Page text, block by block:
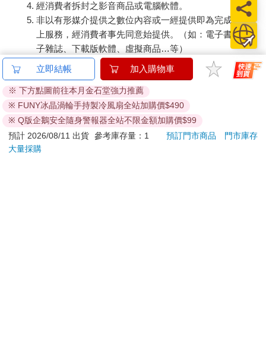
經消費者拆封之影音商品或電腦軟體。
非以有形媒介提供之數位內容或一經提供即為完成之線
上服務，經消費者事先同意始提供。（如：電子書、電
子雜誌、下載版軟體、虛擬商品…等）
已拆封之個人衛生用品。（如：內衣褲、刮鬍刀、除毛
若非上列種類商品，均享有到貨7天的猶豫期（含例假
日）。
辦理退換貨時，商品（組合商品恕無法接受單獨退貨）必須
是您收到商品時的原始狀態（包含商品本體、配件、贈品、
保證書、所有附隨資料文件及原廠內外包裝…等），請勿直
立即結帳 加入購物車
※ 下方點圖前往本月金石堂強力推薦
※ FUNY冰晶渦輪手持製冷風扇全站加購價$490
※ Q版企鵝安全隨身警報器全站不限金額加購價$99
預計 2026/08/11 出貨 參考庫存量：1 預訂門市商品
門市庫存
大量採購